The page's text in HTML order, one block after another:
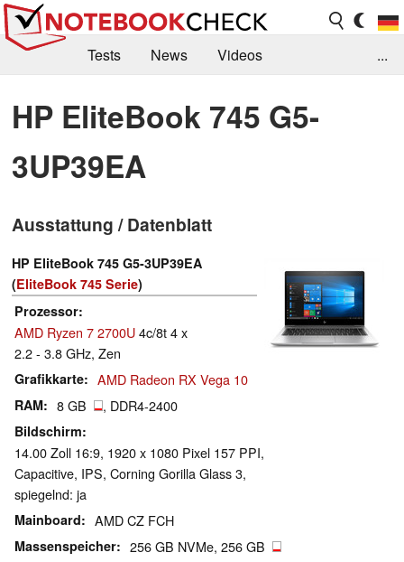
Tests News
Videos
Kaufberatung
Deals Suche
Jobs
Forum
...
HP EliteBook 745 G5-
3UP39EA
Ausstattung / Datenblatt
HP EliteBook 745 G5-3UP39EA
(EliteBook 745 Serie)
Prozessor
AMD Ryzen 7 2700U4c/8t 4 x
2.2 - 3.8 GHz, Zen
Grafikkarte AMD Radeon RX Vega 10
RAM 8 GB , DDR4-2400
Bildschirm
14.00 Zoll 16:9, 1920 x 1080 Pixel 157 PPI,
Capacitive, IPS, Corning Gorilla Glass 3,
spiegelnd: ja
Mainboard AMD CZ FCH
Massenspeicher 256 GB NVMe, 256 GB